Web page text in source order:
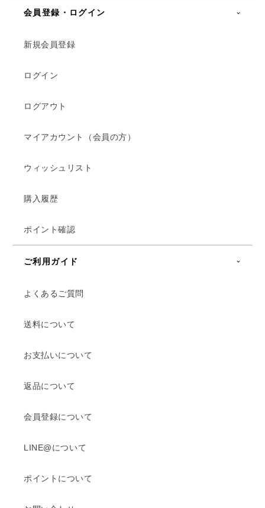
会員登録・ログイン
新規会員登録
ログイン
ログアウト
マイアカウント（会員の方）
ウィッシュリスト
購入履歴
ポイント確認
ご利用ガイド
よくあるご質問
送料について
お支払いについて
返品について
会員登録について
LINE@について
ポイントについて